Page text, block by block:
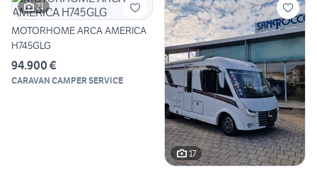
21
MOTORHOME ARCA AMERICA
H745GLG
94.900 €
CARAVAN CAMPER SERVICE
17